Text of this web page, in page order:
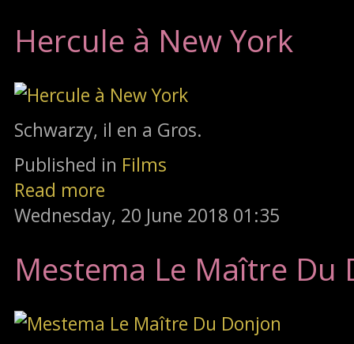
Hercule à New York
Schwarzy, il en a Gros.
Published in Films
Read more
Wednesday, 20 June 2018 01:35
Mestema Le Maître Du